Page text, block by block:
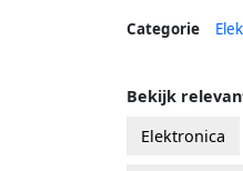
Categorie
Bekijk
Elektronica